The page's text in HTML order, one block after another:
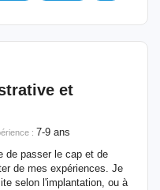
et
: 7-9 ans
de passer le cap et de
de mes expériences. Je
selon l'implantation, ou à